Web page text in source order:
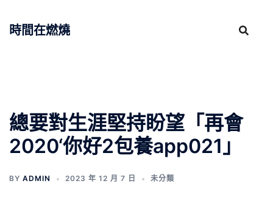
時間在燃燒
總要對生涯堅持盼望「再會
2020‘你好2包養app021」
BY ADMIN 2023 年 12 月 7 日 未分類